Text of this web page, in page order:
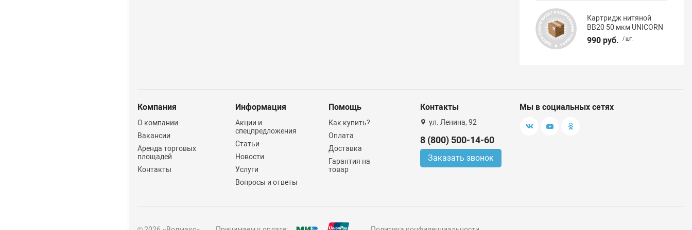
Картридж нитяной
BB20 50 мкм UNICORN
990 руб. / шт.
Компания
О компании
Вакансии
Аренда торговых
площадей
Контакты
Информация
Акции и
спецпредложения
Статьи
Новости
Услуги
Вопросы и ответы
Помощь
Как купить?
Оплата
Доставка
Гарантия на
товар
Контакты
ул. Ленина, 92
8 (800) 500-14-60
Заказать звонок
Мы в социальных сетях